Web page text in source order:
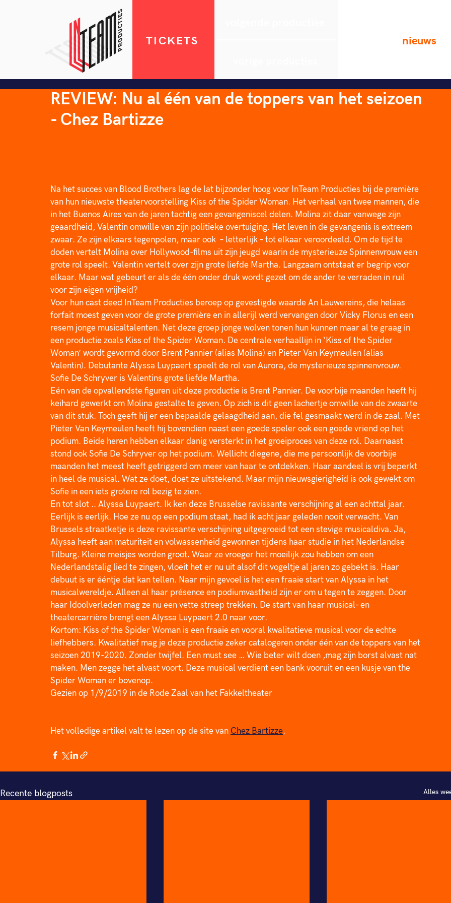
TICKETS
nieuws
REVIEW: Nu al één van de toppers van het seizoen
- Chez Bartizze
Na het succes van Blood Brothers lag de lat bijzonder hoog voor InTeam Producties bij de première
van hun nieuwste theatervoorstelling Kiss of the Spider Woman. Het verhaal van twee mannen, die
in het Buenos Aires van de jaren tachtig een gevangeniscel delen. Molina zit daar vanwege zijn
geaardheid, Valentin omwille van zijn politieke overtuiging. Het leven in de gevangenis is extreem
zwaar. Ze zijn elkaars tegenpolen, maar ook  – letterlijk – tot elkaar veroordeeld. Om de tijd te
doden vertelt Molina over Hollywood-films uit zijn jeugd waarin de mysterieuze Spinnenvrouw een
grote rol speelt. Valentin vertelt over zijn grote liefde Martha. Langzaam ontstaat er begrip voor
elkaar. Maar wat gebeurt er als de één onder druk wordt gezet om de ander te verraden in ruil
voor zijn eigen vrijheid?
Voor hun cast deed InTeam Producties beroep op gevestigde waarde An Lauwereins, die helaas
forfait moest geven voor de grote première en in allerijl werd vervangen door Vicky Florus en een
resem jonge musicaltalenten. Net deze groep jonge wolven tonen hun kunnen maar al te graag in
een productie zoals Kiss of the Spider Woman. De centrale verhaallijn in ‘Kiss of the Spider
Woman’ wordt gevormd door Brent Pannier (alias Molina) en Pieter Van Keymeulen (alias
Valentin). Debutante Alyssa Luypaert speelt de rol van Aurora, de mysterieuze spinnenvrouw.
Sofie De Schryver is Valentins grote liefde Martha.
Eén van de opvallendste figuren uit deze productie is Brent Pannier. De voorbije maanden heeft hij
keihard gewerkt om Molina gestalte te geven. Op zich is dit geen lachertje omwille van de zwaarte
van dit stuk. Toch geeft hij er een bepaalde gelaagdheid aan, die fel gesmaakt werd in de zaal. Met
Pieter Van Keymeulen heeft hij bovendien naast een goede speler ook een goede vriend op het
podium. Beide heren hebben elkaar danig versterkt in het groeiproces van deze rol. Daarnaast
stond ook Sofie De Schryver op het podium. Wellicht diegene, die me persoonlijk de voorbije
maanden het meest heeft getriggerd om meer van haar te ontdekken. Haar aandeel is vrij beperkt
in heel de musical. Wat ze doet, doet ze uitstekend. Maar mijn nieuwsgierigheid is ook gewekt om
Sofie in een iets grotere rol bezig te zien.
En tot slot .. Alyssa Luypaert. Ik ken deze Brusselse ravissante verschijning al een achttal jaar.
Eerlijk is eerlijk. Hoe ze nu op een podium staat, had ik acht jaar geleden nooit verwacht. Van
Brussels straatketje is deze ravissante verschijning uitgegroeid tot een stevige musicaldiva. Ja,
Alyssa heeft aan maturiteit en volwassenheid gewonnen tijdens haar studie in het Nederlandse
Tilburg. Kleine meisjes worden groot. Waar ze vroeger het moeilijk zou hebben om een
Nederlandstalig lied te zingen, vloeit het er nu uit alsof dit vogeltje al jaren zo gebekt is. Haar
debuut is er ééntje dat kan tellen. Naar mijn gevoel is het een fraaie start van Alyssa in het
musicalwereldje. Alleen al haar présence en podiumvastheid zijn er om u tegen te zeggen. Door
haar Idoolverleden mag ze nu een vette streep trekken. De start van haar musical- en
theatercarrière brengt een Alyssa Luypaert 2.0 naar voor.
Kortom: Kiss of the Spider Woman is een fraaie en vooral kwalitatieve musical voor de echte
liefhebbers. Kwalitatief mag je deze productie zeker catalogeren onder één van de toppers van het
seizoen 2019-2020. Zonder twijfel. Een must see … Wie beter wilt doen ,mag zijn borst alvast nat
maken. Men zegge het alvast voort. Deze musical verdient een bank vooruit en een kusje van the
Spider Woman er bovenop.
Gezien op 1/9/2019 in de Rode Zaal van het Fakkeltheater
Het volledige artikel valt te lezen op de site van Chez Bartizze.
Recente blogposts Alles